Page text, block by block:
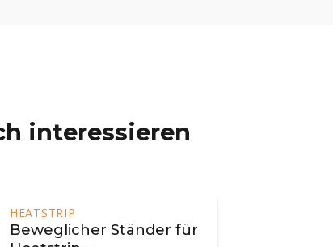
interessieren
HEATSTRIP
Beweglicher Ständer für